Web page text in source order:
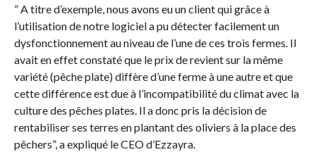
” A titre d’exemple, nous avons eu un client qui grâce à
l’utilisation de notre logiciel a pu détecter facilement un
dysfonctionnement au niveau de l’une de ces trois fermes. Il
avait en effet constaté que le prix de revient sur la même
variété (pêche plate) diffère d’une ferme à une autre et que
cette différence est due à l’incompatibilité du climat avec la
culture des pêches plates. Il a donc pris la décision de
rentabiliser ses terres en plantant des oliviers à la place des
pêchers”, a expliqué le CEO d’Ezzayra.